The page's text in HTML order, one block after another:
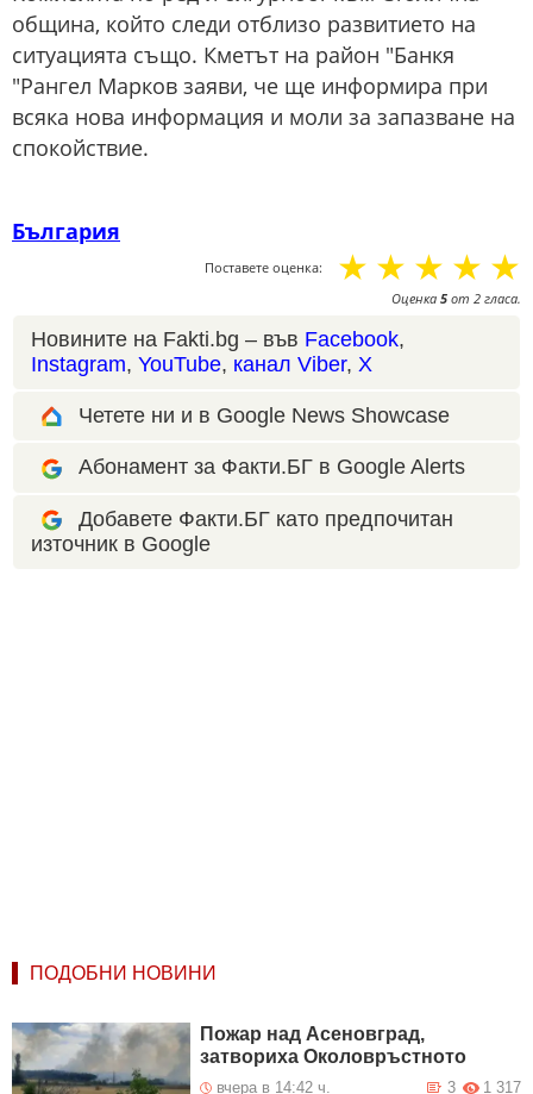
община, който следи отблизо развитието на
ситуацията също. Кметът на район "Банкя
"Рангел Марков заяви, че ще информира при
всяка нова информация и моли за запазване на
спокойствие.
България
Поставете оценка: ☆
☆
☆
☆
☆
Оценка 5 от 2 гласа.
Новините на Fakti.bg – във Facebook,
Instagram, YouTube, канал Viber, X
Четете ни и в Google News Showcase
Абонамент за Факти.БГ в Google Alerts
Добавете Факти.БГ като предпочитан
източник в Google
ПОДОБНИ НОВИНИ
Пожар над Асеновград,
затвориха Околовръстното
вчера в 14:42 ч. 1 317
3